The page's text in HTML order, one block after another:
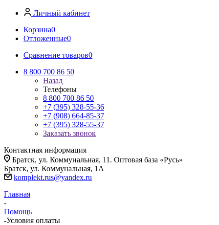
Личный кабинет
Корзина0
Отложенные0
Сравнение товаров0
8 800 700 86 50
Назад
Телефоны
8 800 700 86 50
+7 (395) 328-55-36
+7 (908) 664-85-37
+7 (395) 328-55-37
Заказать звонок
Контактная информация
Братск, ул. Коммунальная, 11. Оптовая база «Русь»
Братск, ул. Коммунальная, 1А
komplekt.rus@yandex.ru
Главная
-
Помощь
-Условия оплаты